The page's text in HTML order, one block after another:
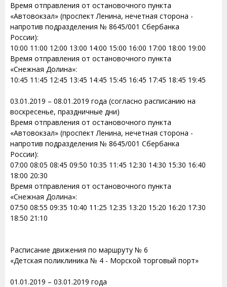
Время отправления от остановочного пункта
«Автовокзал» (проспект Ленина, нечетная сторона -
напротив подразделения № 8645/001 Сбербанка
России):
10:00 11:00 12:00 13:00 14:00 15:00 16:00 17:00 18:00 19:00
Время отправления от остановочного пункта
«Снежная Долина»:
10:45 11:45 12:45 13:45 14:45 15:45 16:45 17:45 18:45 19:45
03.01.2019 – 08.01.2019 года (согласно расписанию на
воскресенье, праздничные дни)
Время отправления от остановочного пункта
«Автовокзал» (проспект Ленина, нечетная сторона -
напротив подразделения № 8645/001 Сбербанка
России):
07:00 08:05 08:45 09:50 10:35 11:45 12:30 14:30 15:30 16:40
18:00 20:30
Время отправления от остановочного пункта
«Снежная Долина»:
07:50 08:55 09:35 10:40 11:25 12:35 13:20 15:20 16:20 17:30
18:50 21:10
Расписание движения по маршруту № 6
«Детская поликлиника № 4 - Морской торговый порт»
01.01.2019 – 03.01.2019 года